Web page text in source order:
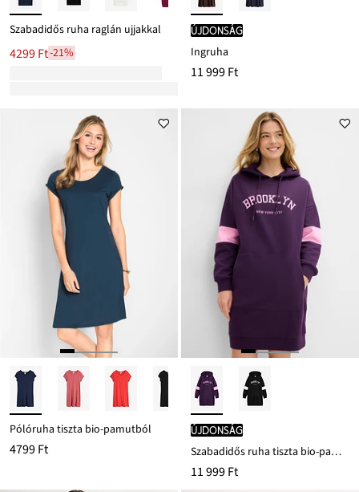
Szabadidős ruha raglán ujjakkal
4299 Ft-21%
újdonság
Ingruha
11 999 Ft
Pólóruha tiszta bio-pamutból
4799 Ft
újdonság
Szabadidős ruha tiszta bio-pamutból
11 999 Ft